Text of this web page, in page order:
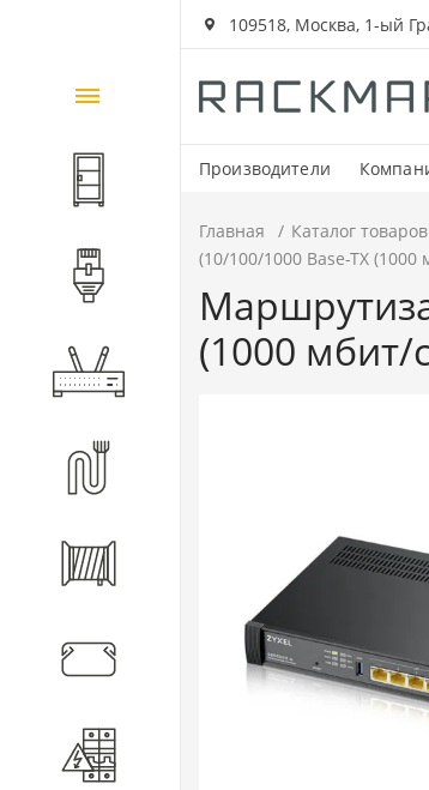
109518, Москва, 1-ый
Производители
Каталог
товаров
Шкафы и стойки
Активное оборудование
Кабеленесущие системы
Главная Каталог товаров
(10/100/1000 Base-TX (1000
(1000 мбит/